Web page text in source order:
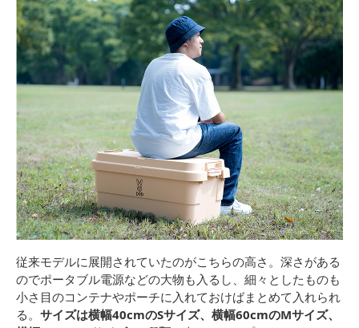
従来モデルに展開されていたのがこちらの高さ。深さがある
のでポータブル電源などの大物も入るし、細々としたものも
小さ目のコンテナやポーチに入れておけばまとめて入れられ
る。 サイズは横幅40cmのSサイズ、横幅60cmのMサイズ、